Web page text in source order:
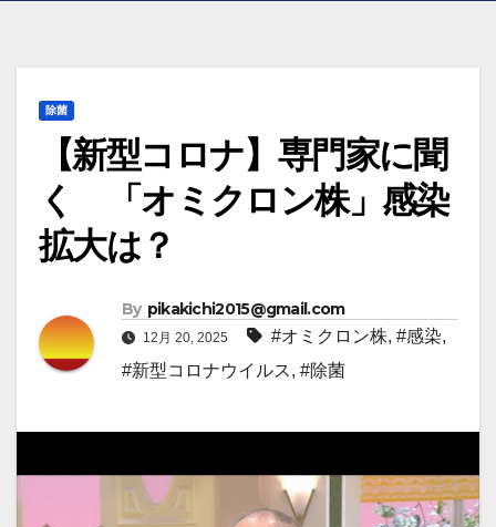
除菌
【新型コロナ】専門家に聞
く 「オミクロン株」感染
拡大は？
By pikakichi2015@gmail.com
12月 20, 2025 #オミクロン株, #感染,
#新型コロナウイルス, #除菌